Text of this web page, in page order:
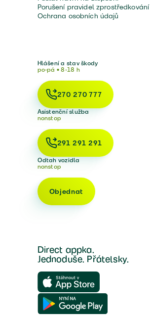
Porušení pravidel zprostředkování
Ochrana osobních údajů
Hlášení a stav škody
po-pá • 8-18 h
270 270 777
Asistenční služba
nonstop
291 291 291
Odtah vozidla
nonstop
Objednat
Direct appka.
Jednoduše. Přátelsky.